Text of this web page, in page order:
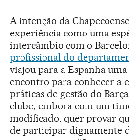
A intenção da
experiência como uma
intercâmbio com o
profissional do
viajou para a Espanha
encontro para conhecer a
práticas de gestão do
clube, embora com um
modificado, quer provar
de participar dignamente